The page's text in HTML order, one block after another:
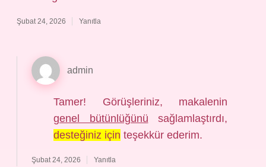
Şubat 24, 2026 Yanıtla
admin
Tamer! Görüşleriniz, makalenin
genel bütünlüğünü sağlamlaştırdı,
desteğiniz için teşekkür ederim.
Şubat 24, 2026 Yanıtla